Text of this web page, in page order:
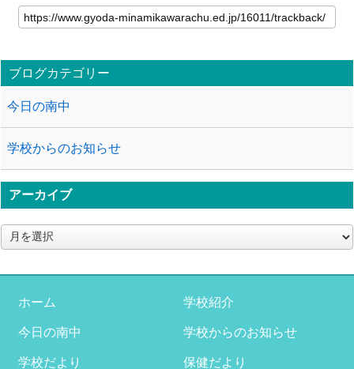
ブログカテゴリー
今日の南中
学校からのお知らせ
アーカイブ
ア
ー
イ
ホーム 学校紹介
今日の南中 学校からのお知らせ
学校だより 保健だより